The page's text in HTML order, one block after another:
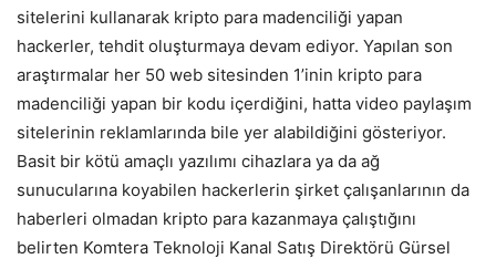
sitelerini kullanarak kripto para madenciliği yapan
hackerler, tehdit oluşturmaya devam ediyor. Yapılan son
araştırmalar her 50 web sitesinden 1’inin kripto para
madenciliği yapan bir kodu içerdiğini, hatta video paylaşım
sitelerinin reklamlarında bile yer alabildiğini gösteriyor.
Basit bir kötü amaçlı yazılımı cihazlara ya da ağ
sunucularına koyabilen hackerlerin şirket çalışanlarının da
haberleri olmadan kripto para kazanmaya çalıştığını
belirten Komtera Teknoloji Kanal Satış Direktörü Gürsel